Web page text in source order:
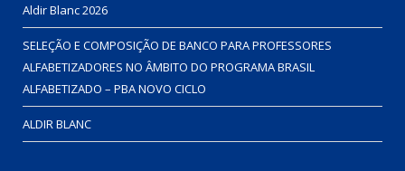
Aldir Blanc 2026
SELEÇÃO E COMPOSIÇÃO DE BANCO PARA PROFESSORES
ALFABETIZADORES NO ÂMBITO DO PROGRAMA BRASIL
ALFABETIZADO – PBA NOVO CICLO
ALDIR BLANC